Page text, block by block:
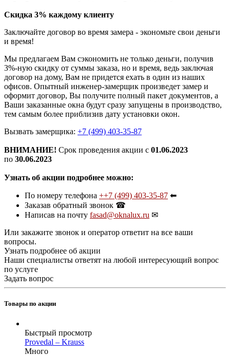
Скидка 3% каждому клиенту
Заключайте договор во время замера - экономьте свои деньги
и время!
Мы предлагаем Вам сэкономить не только деньги, получив
3%-ную скидку от суммы заказа, но и время, ведь заключая
договор на дому, Вам не придется ехать в один из наших
офисов. Опытный инженер-замерщик произведет замер и
оформит договор, Вы получите полный пакет документов, а
Ваши заказанные окна будут сразу запущены в производство,
тем самым более приблизив дату установки окон.
Вызвать замерщика: +7 (499) 403-35-87
ВНИМАНИЕ! Срок проведения акции с 01.06.2023
по 30.06.2023
Узнать об акции подробнее можно:
По номеру телефона ++7 (499) 403-35-87 ⬅
Заказав обратный звонок ☎
Написав на почту fasad@oknalux.ru ✉
Или закажите звонок и оператор ответит на все ваши
вопросы.
Узнать подробнее об акции
Наши специалисты ответят на любой интересующий вопрос
по услуге
Задать вопрос
Товары по акции
Быстрый просмотр
Provedal – Krauss
Много